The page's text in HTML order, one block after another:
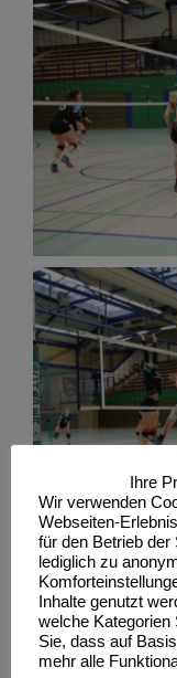
Ihre
Wir verwenden
Webseiten-
für den Betrieb der
lediglich zu
Inhalte genutzt
welche Kategorien
Sie, dass auf
mehr alle